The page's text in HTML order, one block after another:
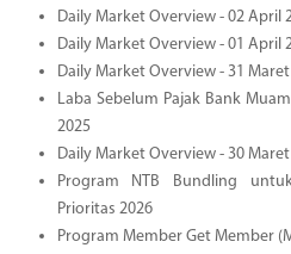
Daily Market Overview - 02 April
Daily Market Overview - 01 April
Daily Market Overview - 31 Maret
Laba Sebelum Pajak Bank
2025
Daily Market Overview - 30 Maret
Program NTB Bundling
Prioritas 2026
Program Member Get Member